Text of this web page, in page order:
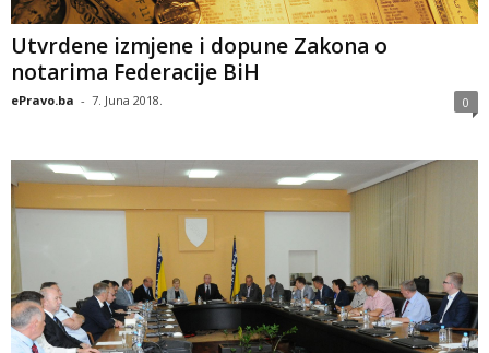
Utvrdene izmjene i dopune Zakona o
notarima Federacije BiH
ePravo.ba - 7. Juna 2018. 0